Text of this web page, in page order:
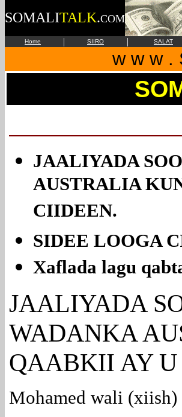
SOMALITALK.COM
Home | SIIRO | SALAT
w w w .
JAALIYADA
AUSTRALIA
CIIDEEN.
SIDEE LOOGA
Xaflada lagu
JAALIYADA
WADANKA
QAABKII AY
Mohamed wali (xiish)